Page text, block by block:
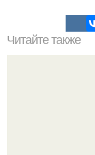
Читайте также